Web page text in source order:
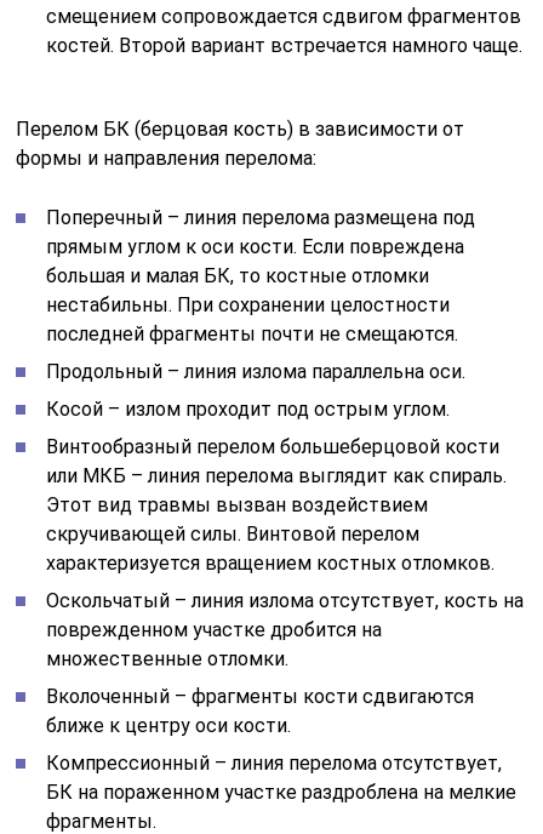
смещением сопровождается сдвигом фрагментов
костей. Второй вариант встречается намного чаще.
Перелом БК (берцовая кость) в зависимости от
формы и направления перелома:
Поперечный – линия перелома размещена под
прямым углом к оси кости. Если повреждена
большая и малая БК, то костные отломки
нестабильны. При сохранении целостности
последней фрагменты почти не смещаются.
Продольный – линия излома параллельна оси.
Косой – излом проходит под острым углом.
Винтообразный перелом большеберцовой кости
или МКБ – линия перелома выглядит как спираль.
Этот вид травмы вызван воздействием
скручивающей силы. Винтовой перелом
характеризуется вращением костных отломков.
Оскольчатый – линия излома отсутствует, кость на
поврежденном участке дробится на
множественные отломки.
Вколоченный – фрагменты кости сдвигаются
ближе к центру оси кости.
Компрессионный – линия перелома отсутствует,
БК на пораженном участке раздроблена на мелкие
фрагменты.